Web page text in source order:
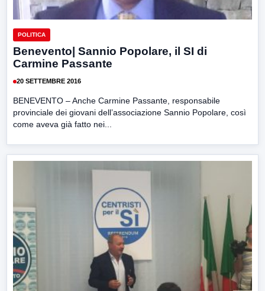
POLITICA
Benevento| Sannio Popolare, il SI di
Carmine Passante
20 SETTEMBRE 2016
BENEVENTO – Anche Carmine Passante, responsabile
provinciale dei giovani dell’associazione Sannio Popolare, così
come aveva già fatto nei...